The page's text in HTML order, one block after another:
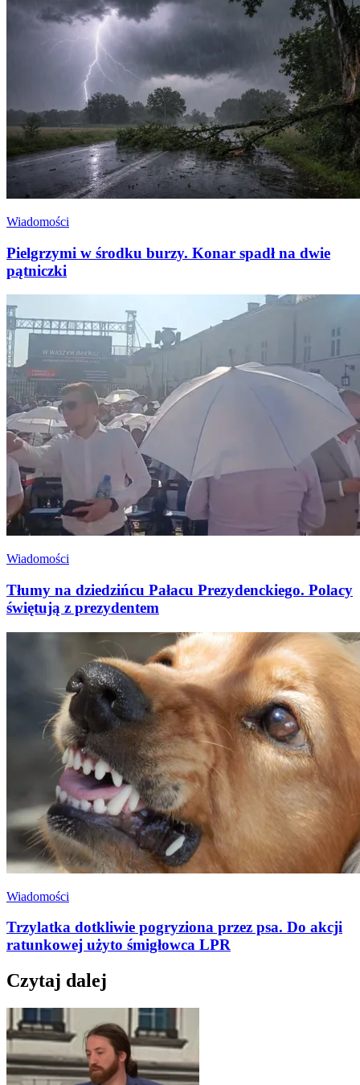
Wiadomości
Pielgrzymi w środku burzy. Konar spadł na dwie
pątniczki
Wiadomości
Tłumy na dziedzińcu Pałacu Prezydenckiego. Polacy
świętują z prezydentem
Wiadomości
Trzylatka dotkliwie pogryziona przez psa. Do akcji
ratunkowej użyto śmigłowca LPR
Czytaj dalej